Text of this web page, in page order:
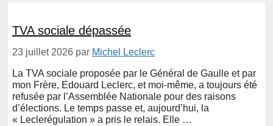
TVA sociale dépassée
23 juillet 2026 par Michel Leclerc
La TVA sociale proposée par le Général de Gaulle et par
mon Frère, Edouard Leclerc, et moi-même, a toujours été
refusée par l’Assemblée Nationale pour des raisons
d’élections. Le temps passe et, aujourd’hui, la
« Leclerégulation » a pris le relais. Elle …